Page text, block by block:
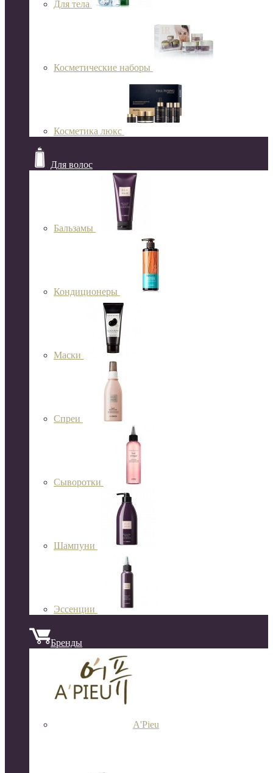
Для тела
Косметические наборы
Косметика люкс
Для волос
Бальзамы
Кондиционеры
Маски
Спреи
Сыворотки
Шампуни
Эссенции
Бренды
A'Pieu